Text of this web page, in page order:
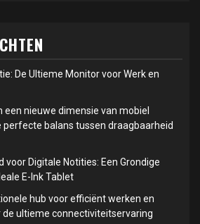
De Ultieme Monitor voor Werk en
een nieuwe dimensie van mobiel
perfecte balans tussen draagbaarheid
voor Digitale Notities: Een Grondige
E-Ink Tablet
hub voor efficiënt werken en
ultieme connectiviteitservaring